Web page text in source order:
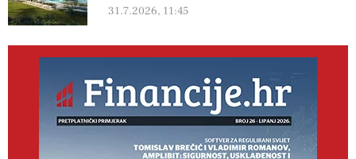
31.7.2026, 11:45